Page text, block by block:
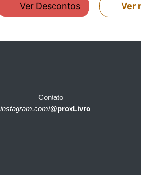
Ver Descontos Ver
Contato
instagram.com/@proxLivro